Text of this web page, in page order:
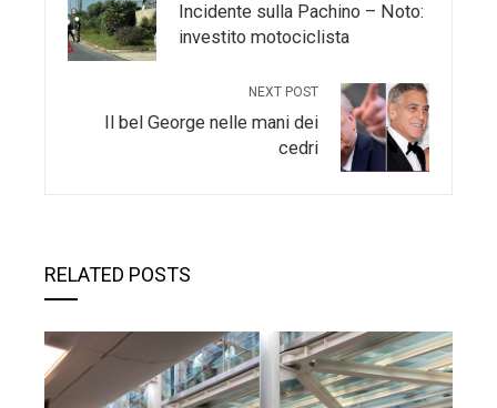
Incidente sulla Pachino – Noto:
investito motociclista
NEXT POST
Il bel George nelle mani dei
cedri
RELATED POSTS